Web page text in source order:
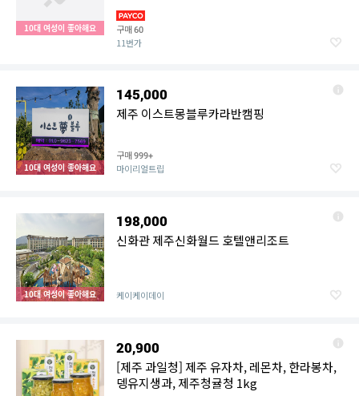
10대 여성이 좋아해요 구매60
11번가
10대 여성이 좋아해요
145,000
제주 이스트몽블루카라반캠핑
구매999+
마이리얼트립
10대 여성이 좋아해요
198,000
신화관 제주신화월드 호텔앤리조트
케이케이데이
20,900
[제주 과일청] 제주 유자차, 레몬차, 한라봉차,
뎅유지생과, 제주청귤청 1kg